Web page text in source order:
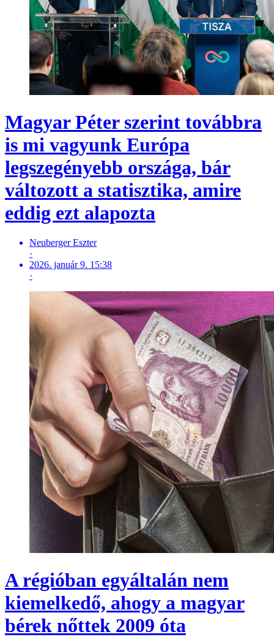
Magyar Péter szerint továbbra
is mi vagyunk Európa
legszegényebb országa, bár
változott a statisztika, amire
eddig ezt alapozta
Neuberger Eszter
·
2026. január 9. 15:38
·
A régióban egyáltalán nem
kiemelkedő, ahogy a magyar
bérek nőttek 2009 óta